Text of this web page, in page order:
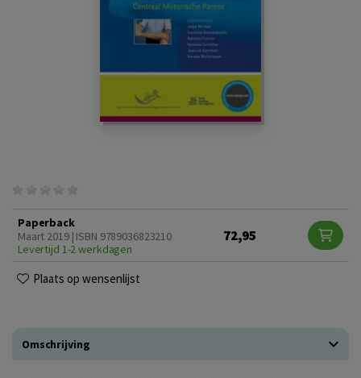
Paperback
Maart 2019 | ISBN 9789036823210
Levertijd 1-2 werkdagen
72,95
Plaats op wensenlijst
Omschrijving